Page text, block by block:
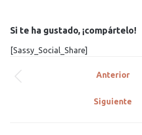
Si te ha gustado, ¡compártelo!
[Sassy_Social_Share]
Navegación
Anterior
Siguiente